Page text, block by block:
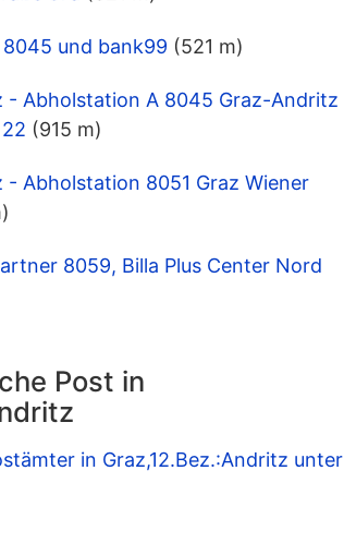
und bank99 (521 m)
- Abholstation A 8045 Graz-Andritz
(915 m)
Abholstation 8051 Graz Wiener
8059, Billa Plus Center Nord
Post in
in Graz,12.Bez.:Andritz unter